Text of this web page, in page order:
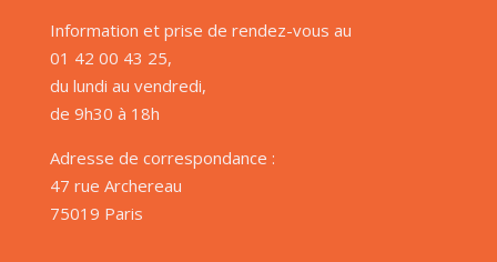
Information et prise de rendez-vous au
01 42 00 43 25,
du lundi au vendredi,
de 9h30 à 18h
Adresse de correspondance :
47 rue Archereau
75019 Paris